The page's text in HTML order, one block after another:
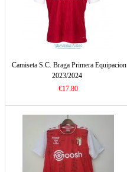
Camiseta S.C. Braga Primera Equipacion
2023/2024
€17.80